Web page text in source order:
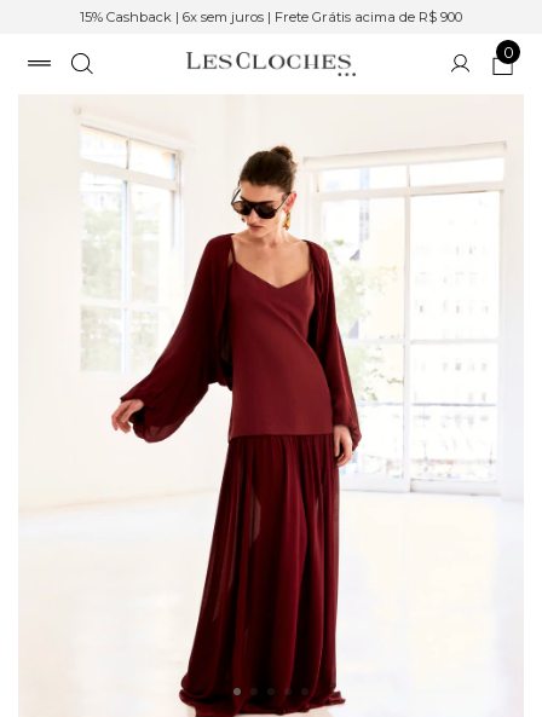
15% Cashback | 6x sem juros | Frete Grátis acima de R$ 900
0